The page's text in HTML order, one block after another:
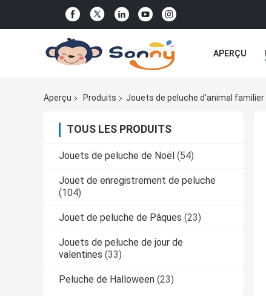
APERÇU
Aperçu
Produits Jouets de peluche d'animal familier
TOUS LES PRODUITS
Jouets de peluche de Noël (54)
Jouet de enregistrement de peluche
(104)
Jouet de peluche de Pâques (23)
Jouets de peluche de jour de
valentines (33)
Peluche de Halloween (23)